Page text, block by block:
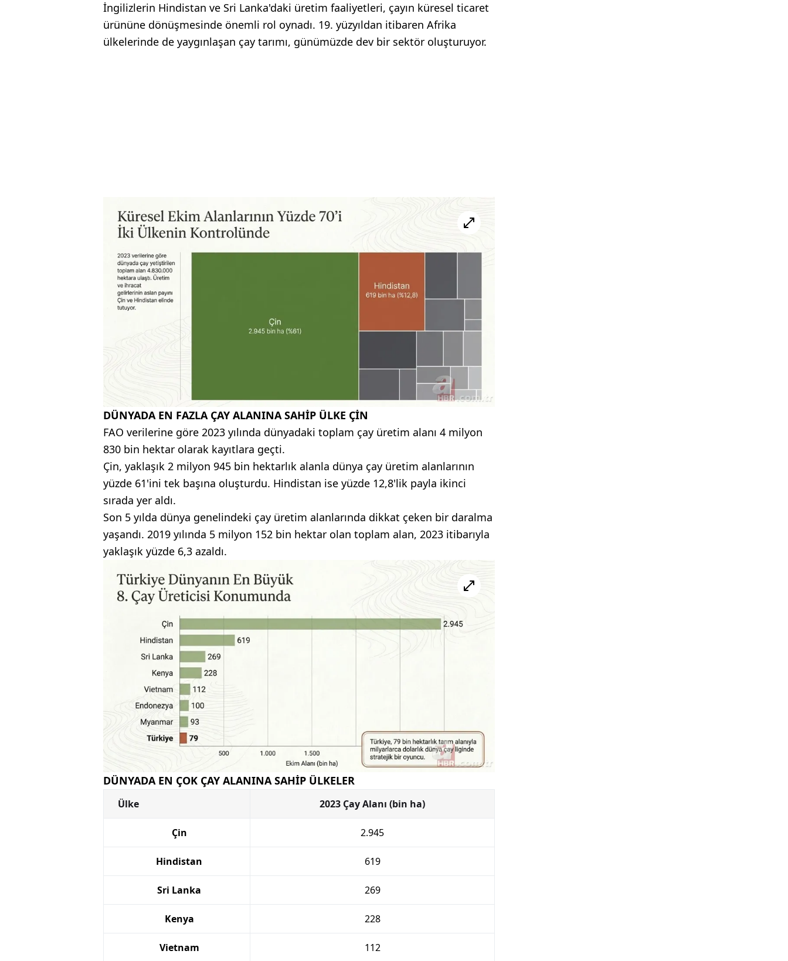
İngilizlerin Hindistan ve Sri Lanka'daki üretim faaliyetleri, çayın küresel ticaret
ürününe dönüşmesinde önemli rol oynadı. 19. yüzyıldan itibaren Afrika
ülkelerinde de yaygınlaşan çay tarımı, günümüzde dev bir sektör oluşturuyor.
DÜNYADA EN FAZLA ÇAY ALANINA SAHİP ÜLKE ÇİN
FAO verilerine göre 2023 yılında dünyadaki toplam çay üretim alanı 4 milyon
830 bin hektar olarak kayıtlara geçti.
Çin, yaklaşık 2 milyon 945 bin hektarlık alanla dünya çay üretim alanlarının
yüzde 61'ini tek başına oluşturdu. Hindistan ise yüzde 12,8'lik payla ikinci
sırada yer aldı.
Son 5 yılda dünya genelindeki çay üretim alanlarında dikkat çeken bir daralma
yaşandı. 2019 yılında 5 milyon 152 bin hektar olan toplam alan, 2023 itibarıyla
yaklaşık yüzde 6,3 azaldı.
DÜNYADA EN ÇOK ÇAY ALANINA SAHİP ÜLKELER
Ülke 2023 Çay Alanı (bin ha)
Çin 2.945
Hindistan 619
Sri Lanka 269
Kenya 228
Vietnam 112